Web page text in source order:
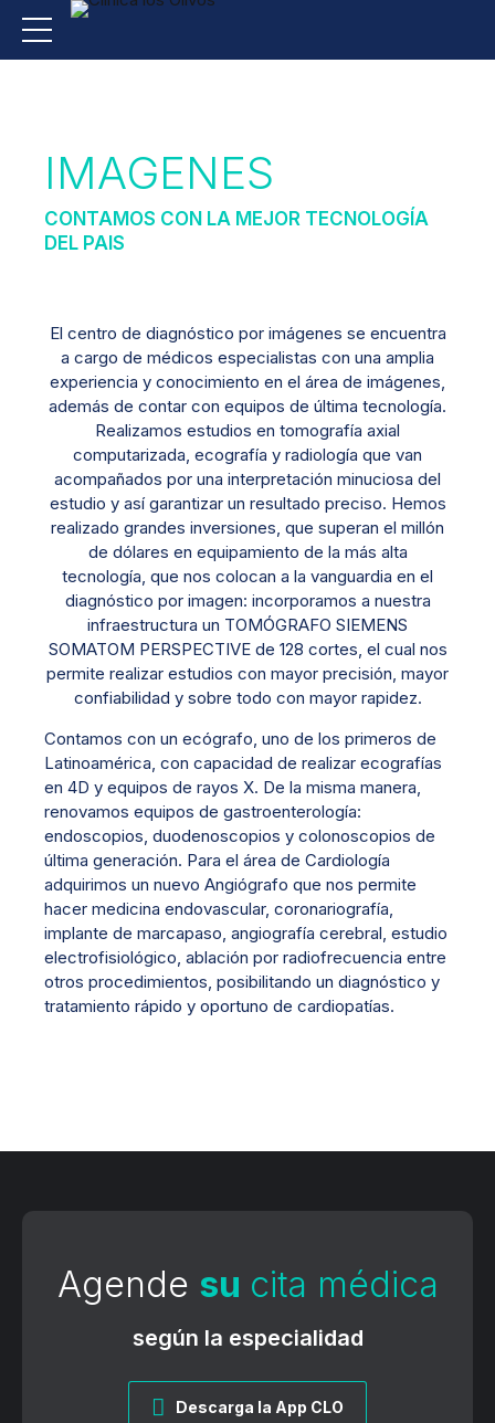
IMAGENES
CONTAMOS CON LA MEJOR TECNOLOGÍA
DEL PAIS
El centro de diagnóstico por imágenes se encuentra
a cargo de médicos especialistas con una amplia
experiencia y conocimiento en el área de imágenes,
además de contar con equipos de última tecnología.
Realizamos estudios en tomografía axial
computarizada, ecografía y radiología que van
acompañados por una interpretación minuciosa del
estudio y así garantizar un resultado preciso. Hemos
realizado grandes inversiones, que superan el millón
de dólares en equipamiento de la más alta
tecnología, que nos colocan a la vanguardia en el
diagnóstico por imagen: incorporamos a nuestra
infraestructura un TOMÓGRAFO SIEMENS
SOMATOM PERSPECTIVE de 128 cortes, el cual nos
permite realizar estudios con mayor precisión, mayor
confiabilidad y sobre todo con mayor rapidez.
Contamos con un ecógrafo, uno de los primeros de
Latinoamérica, con capacidad de realizar ecografías
en 4D y equipos de rayos X. De la misma manera,
renovamos equipos de gastroenterología:
endoscopios, duodenoscopios y colonoscopios de
última generación. Para el área de Cardiología
adquirimos un nuevo Angiógrafo que nos permite
hacer medicina endovascular, coronariografía,
implante de marcapaso, angiografía cerebral, estudio
electrofisiológico, ablación por radiofrecuencia entre
otros procedimientos, posibilitando un diagnóstico y
tratamiento rápido y oportuno de cardiopatías.
Agende su cita médica
según la especialidad
Descarga la App CLO